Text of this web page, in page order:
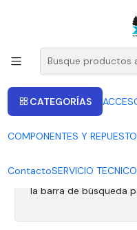
CATEGORÍAS
COMPONENTES Y
ContactoSERVICIO
ENVIOS A LAS
Tire Sealant
Puedes probar a
la barra de búsqueda